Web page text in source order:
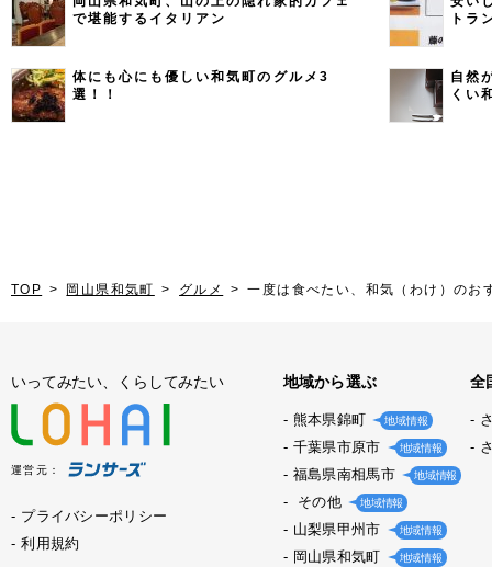
で堪能するイタリアン
トラ
体にも心にも優しい和気町のグルメ3
選！！
自然
くい
TOP 岡山県和気町 グルメ 一度は食べたい、和気（わけ）のお
いってみたい、くらしてみたい
運営元：
プライバシーポリシー
利用規約
地域から選ぶ
熊本県錦町 地域情報
千葉県市原市 地域情報
福島県南相馬市 地域情報
その他 地域情報
山梨県甲州市 地域情報
岡山県和気町 地域情報
全